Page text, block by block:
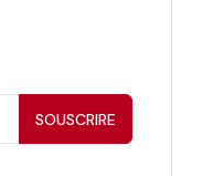
SOUSCRIRE